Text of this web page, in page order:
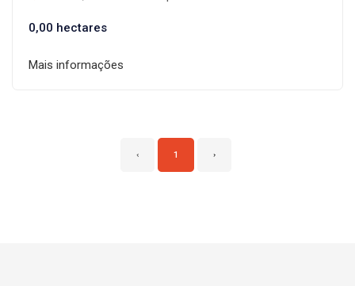
0,00 hectares
Mais informações
‹ 1 ›